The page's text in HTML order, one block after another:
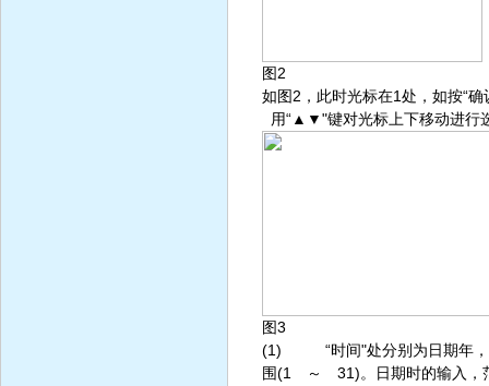
图2
如图2，此时光标在1处，如按“
用“▲▼"键对光标上下移动进行
图3
(1) “时间"处分别为日期年，
围(1 ～ 31)。日期时的输入，